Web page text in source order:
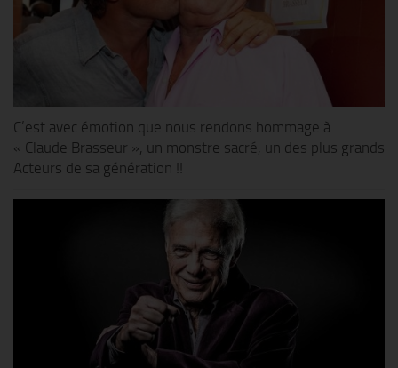
C’est avec émotion que nous rendons hommage à
« Claude Brasseur », un monstre sacré, un des plus grands
Acteurs de sa génération !!